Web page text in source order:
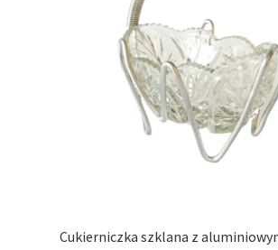
Cukierniczka szklana z